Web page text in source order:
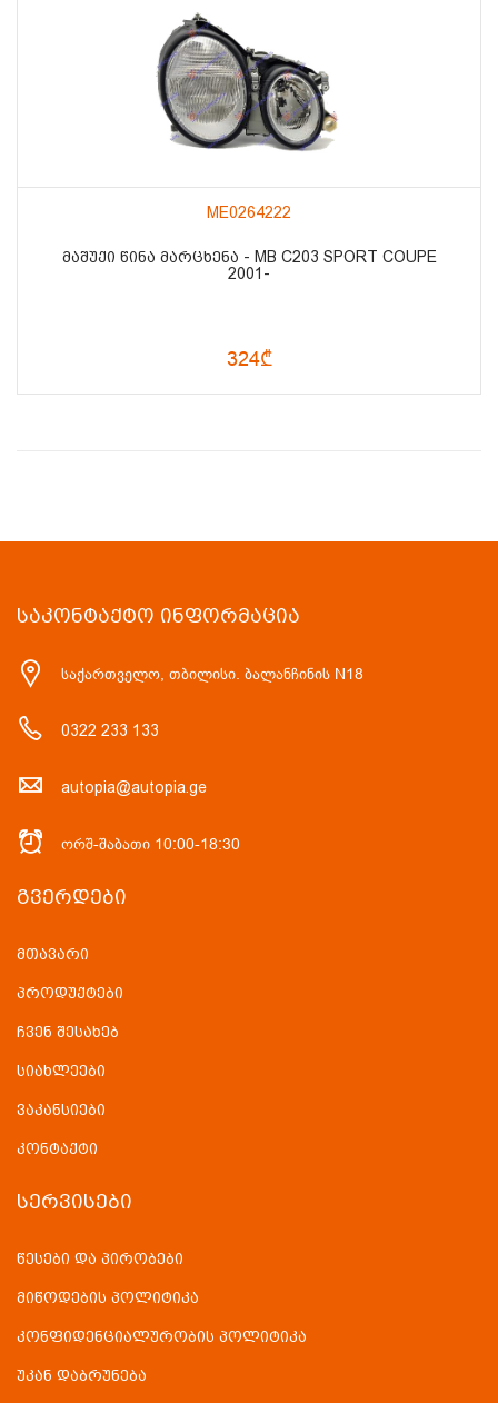
ME0264222
ᲛᲐᲨᲣᲥᲘ ᲬᲘᲜᲐ ᲛᲐᲠᲪᲮᲔᲜᲐ - MB C203 SPORT COUPE
2001-
324₾
ᲡᲐᲙᲝᲜᲢᲐᲥᲢᲝ ᲘᲜᲤᲝᲠᲛᲐᲪᲘᲐ
საქართველო, თბილისი. ბალანჩინის N18
0322 233 133
autopia@autopia.ge
ორშ-შაბათი 10:00-18:30
ᲒᲕᲔᲠᲓᲔᲑᲘ
მთავარი
პროდუქტები
ჩვენ შესახებ
სიახლეები
ვაკანსიები
კონტაქტი
ᲡᲔᲠᲕᲘᲡᲔᲑᲘ
წესები და პირობები
მიწოდების პოლიტიკა
კონფიდენციალურობის პოლიტიკა
უკან დაბრუნება